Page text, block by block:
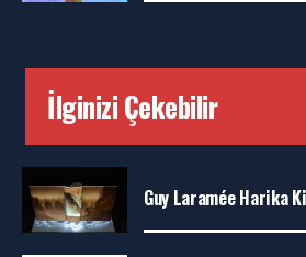
İlginizi Çekebilir
Guy Laramée Harika